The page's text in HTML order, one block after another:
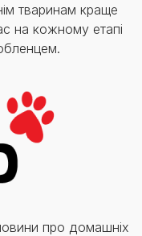
тваринам краще
на кожному етапі
про домашніх